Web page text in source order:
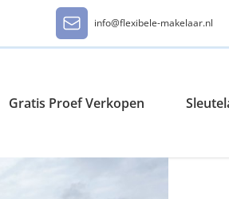
info@flexibele-makelaar.nl
Gratis Proef Verkopen